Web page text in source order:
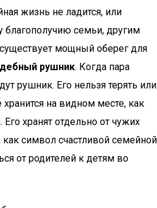
жизнь не ладится, или
благополучию семьи, другим
мощный оберег для
рушник. Когда пара
рушник. Его нельзя терять или
на видном месте, как
хранят отдельно от чужих
символ счастливой семейной
от родителей к детям во